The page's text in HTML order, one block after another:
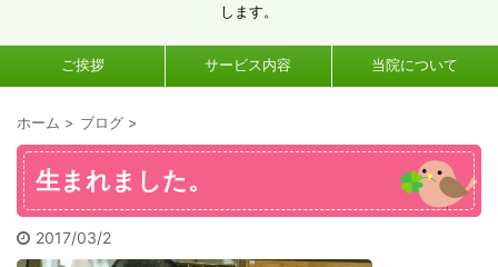
します。
ご挨拶 サービス内容 当院について
ホーム > ブログ >
生まれました。
2017/03/2